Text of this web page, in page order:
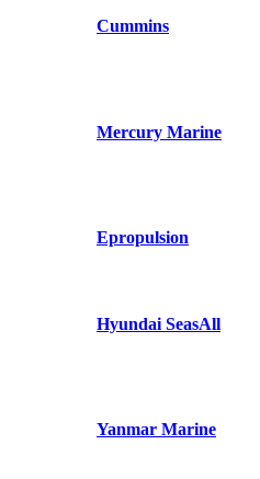
Cummins
Mercury Marine
Epropulsion
Hyundai SeasAll
Yanmar Marine